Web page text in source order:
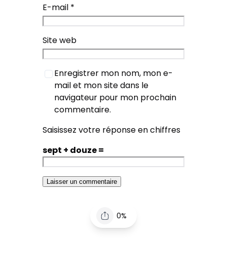
E-mail *
Site web
Enregistrer mon nom, mon e-
mail et mon site dans le
navigateur pour mon prochain
commentaire.
Saisissez votre réponse en chiffres
sept + douze =
0%